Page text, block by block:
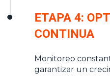
ETAPA 4:
CONTINUA
Monitoreo
garantizar un